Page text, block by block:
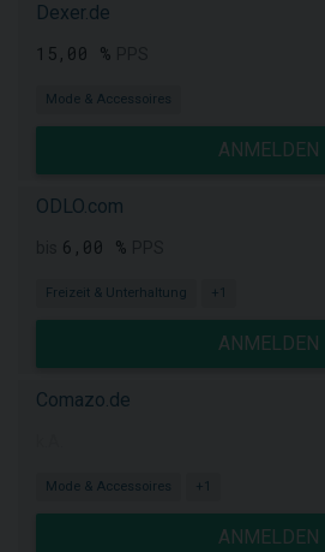
Dexer.de
15,00 %
Mode & Accessoires
ANMELDEN
ODLO.com
6,00 %
Freizeit & Unterhaltung +1
ANMELDEN
Comazo.de
Mode & Accessoires +1
ANMELDEN